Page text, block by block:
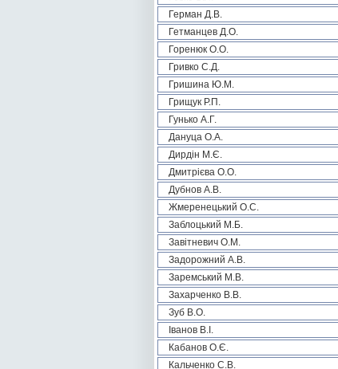
Герман Д.В.
Гетманцев Д.О.
Горенюк О.О.
Гривко С.Д.
Гришина Ю.М.
Грищук Р.П.
Гунько А.Г.
Дануца О.А.
Дирдін М.Є.
Дмитрієва О.О.
Дубнов А.В.
Жмеренецький О.С.
Заблоцький М.Б.
Завітневич О.М.
Задорожний А.В.
Заремський М.В.
Захарченко В.В.
Зуб В.О.
Іванов В.І.
Кабанов О.Є.
Кальченко С.В.